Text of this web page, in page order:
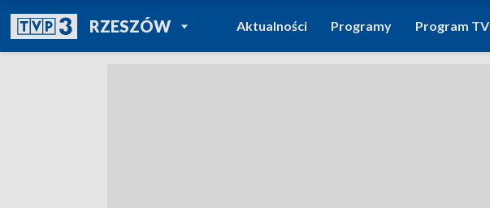
RZESZÓWPOWRÓT DO
TVP REGIONY
Aktualności Programy Program TV